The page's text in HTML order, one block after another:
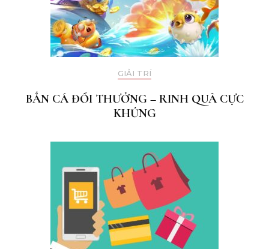
GIẢI TRÍ
BẮN CÁ ĐỔI THƯỞNG – RINH QUÀ CỰC
KHỦNG